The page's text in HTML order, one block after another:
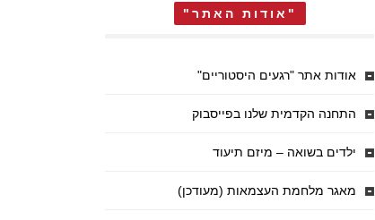
"אודות האתר"
אודות אתר "רגעים היסטוריים"
התחנה הקדמית שלנו בפייסבוק
ילדים בשואה – מיזם תיעוד
מאגר מלחמת העצמאות (מעודכן)